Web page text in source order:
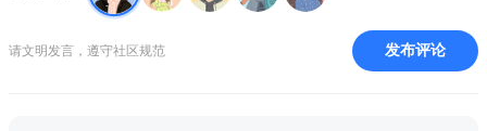
2、支持离线游玩，可以随时随地享受游戏乐趣。
请文明发言，遵守社区规范 发布评论